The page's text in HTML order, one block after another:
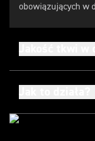
obowiązujących w